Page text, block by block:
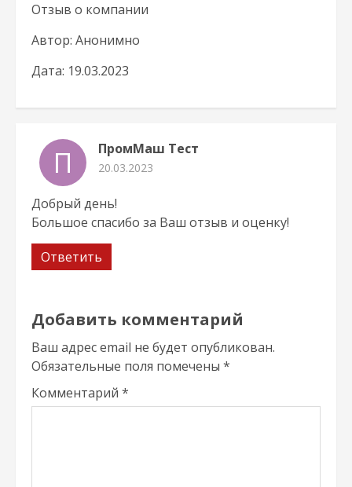
Отзыв о компании
Автор: Анонимно
Дата: 19.03.2023
П ПромМаш Тест
20.03.2023
Добрый день!
Большое спасибо за Ваш отзыв и оценку!
Ответить
Добавить комментарий
Ваш адрес email не будет опубликован.
Обязательные поля помечены *
Комментарий *